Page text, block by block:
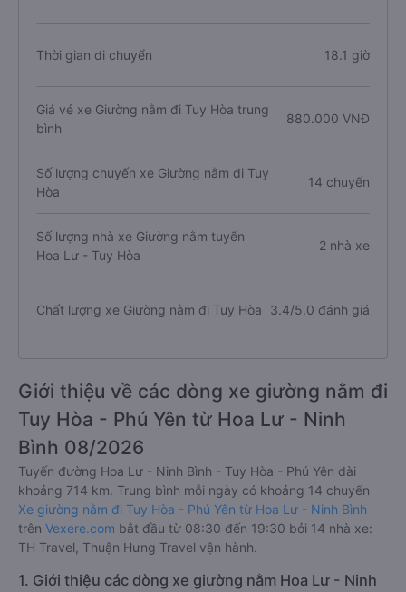
Thời gian di chuyển 18.1 giờ
Giá vé xe Giường nằm đi Tuy Hòa trung
bình
880.000 VNĐ
Số lượng chuyến xe Giường nằm đi Tuy
Hòa
14 chuyến
Số lượng nhà xe Giường nằm tuyến
Hoa Lư - Tuy Hòa
2 nhà xe
Chất lượng xe Giường nằm đi Tuy Hòa 3.4/5.0 đánh giá
Giới thiệu về các dòng xe giường nằm đi
Tuy Hòa - Phú Yên từ Hoa Lư - Ninh
Bình 08/2026
Tuyến đường Hoa Lư - Ninh Bình - Tuy Hòa - Phú Yên dài
khoảng 714 km. Trung bình mỗi ngày có khoảng 14 chuyến
Xe giường nằm đi Tuy Hòa - Phú Yên từ Hoa Lư - Ninh Bình
trên Vexere.com bắt đầu từ 08:30 đến 19:30 bởi 14 nhà xe:
TH Travel, Thuận Hưng Travel vận hành.
1. Giới thiệu các dòng xe giường nằm Hoa Lư - Ninh